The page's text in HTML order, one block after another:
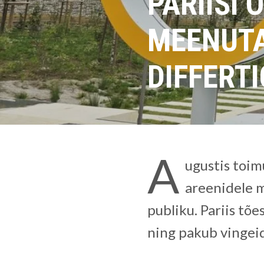
A ugustis
areenidele
publiku. Pariis
ning pakub